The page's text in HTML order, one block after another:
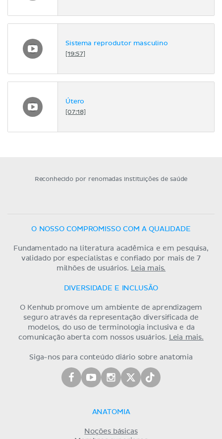
Sistema reprodutor masculino
[19:57]
Útero
[07:18]
Reconhecido por renomadas instituições de saúde
O NOSSO COMPROMISSO COM A QUALIDADE
Fundamentado na literatura acadêmica e em pesquisa,
validado por especialistas e confiado por mais de 7
milhões de usuários.
Leia mais.
DIVERSIDADE E INCLUSÃO
O Kenhub promove um ambiente de aprendizagem
seguro através da representação diversificada de
modelos, do uso de terminologia inclusiva e da
comunicação aberta com nossos usuários.
Leia mais.
Siga-nos para conteúdo diário sobre anatomia
ANATOMIA
Noções básicas